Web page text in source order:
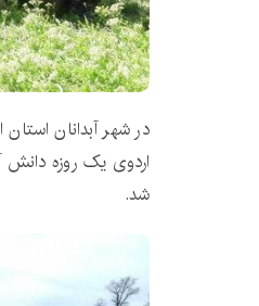
در شهر آبدانان
اردوی یک روزه دانش
شد.